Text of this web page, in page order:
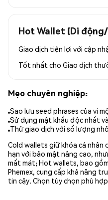
Hot Wallet (Di
Giao dịch tiện lợi với cập
Tốt nhất cho Giao dịch
Mẹo chuyên nghiệp:
Sao lưu seed phrases của ví
Sử dụng mật khẩu độc nhất
Thử giao dịch với số lượng
Cold wallets giữ khóa cá
hạn với bảo mật nâng cao,
mất mát; Hot wallets, bao
Phemex, cung cấp khả năng
tin cậy. Chọn tùy chọn phù